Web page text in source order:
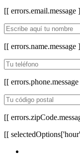
[[ errors.email.message
[[ errors.name.message
[[
[[
[[